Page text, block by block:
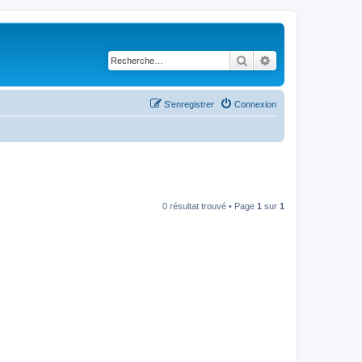
Rechercher
Connexion
S’enregistrer
0 résultat trouvé • Page 1 sur 1